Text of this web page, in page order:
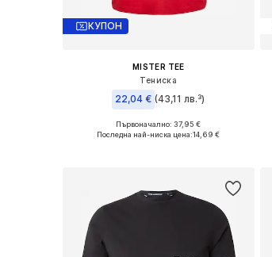
КУПОН
MISTER TEE
Тениска
22,04 € (43,11 лв.³)
Налични размери: S, M, L, XL
Първоначално: 37,95 €
Последна най-ниска цена:14,69 €